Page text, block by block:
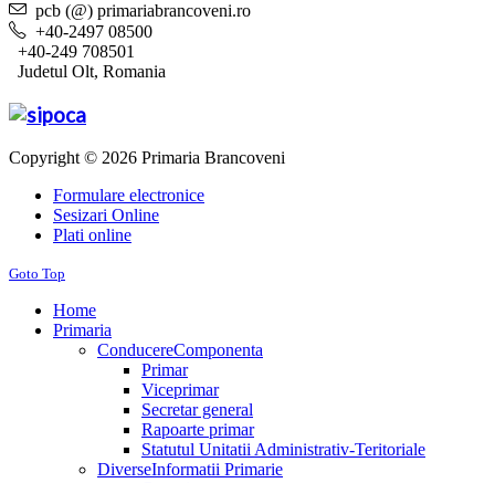
pcb (@) primariabrancoveni.ro
+40-2497 08500
+40-249 708501
Judetul Olt, Romania
Copyright © 2026 Primaria Brancoveni
Formulare electronice
Sesizari Online
Plati online
Goto Top
Home
Primaria
ConducereComponenta
Primar
Viceprimar
Secretar general
Rapoarte primar
Statutul Unitatii Administrativ-Teritoriale
DiverseInformatii Primarie